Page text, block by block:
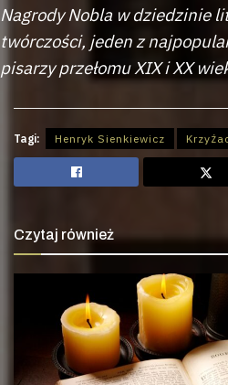
Nagrody Nobla w dziedzinie
twórczości, jeden z
pisarzy przełomu XIX i XX
Tagi: Henryk Sienkiewicz
Czytaj również